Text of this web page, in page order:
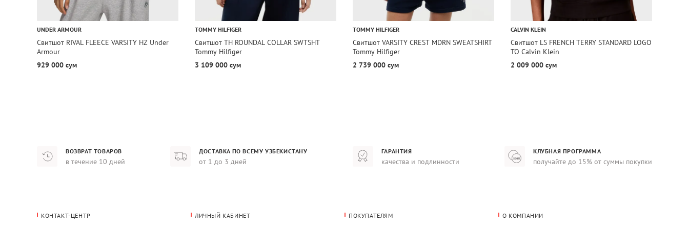
UNDER ARMOUR
Свитшот RIVAL FLEECE VARSITY HZ Under
Armour
929 000 сум
TOMMY HILFIGER
Свитшот TH ROUNDAL COLLAR SWTSHT
Tommy Hilfiger
3 109 000 сум
TOMMY HILFIGER
Свитшот VARSITY CREST MDRN SWEATSHIRT
Tommy Hilfiger
2 739 000 сум
CALVIN KLEIN
Свитшот LS FRENCH TERRY STANDARD LOGO
TO Calvin Klein
2 009 000 сум
ВОЗВРАТ ТОВАРОВ
в течение 10 дней
ДОСТАВКА ПО ВСЕМУ УЗБЕКИСТАНУ
от 1 до 3 дней
ГАРАНТИЯ
качества и подлинности
КЛУБНАЯ ПРОГРАММА
получайте до 15% от суммы покупки
КОНТАКТ-ЦЕНТР ЛИЧНЫЙ КАБИНЕТ ПОКУПАТЕЛЯМ О КОМПАНИИ